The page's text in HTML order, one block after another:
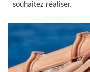
souhaitez réaliser.